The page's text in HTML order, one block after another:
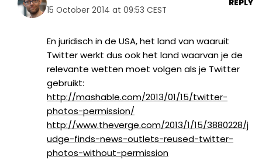
15 October 2014 at 09:53 CEST
REPLY
En juridisch in de USA, het land van waaruit
Twitter werkt dus ook het land waarvan je de
relevante wetten moet volgen als je Twitter
gebruikt:
http://mashable.com/2013/01/15/twitter-
photos-permission/
http://www.theverge.com/2013/1/15/3880228/j
udge-finds-news-outlets-reused-twitter-
photos-without-permission